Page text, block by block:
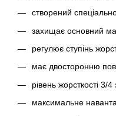
створений
захищає основний
регулює ступінь
має двосторонню
рівень жорсткості
максимальне